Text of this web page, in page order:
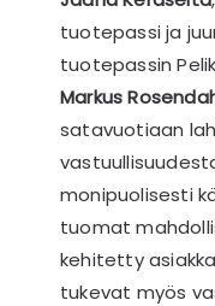
tuotepassi ja
tuotepassin
Markus
satavuotiaan
monipuolisesti
tuomat
kehitetty
tukevat myös